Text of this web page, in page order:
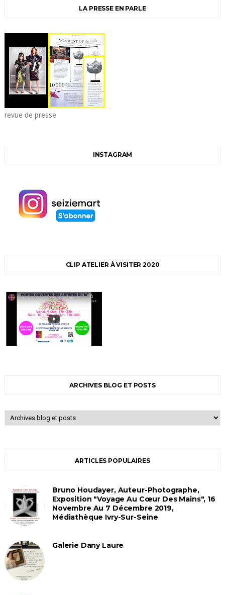
LA PRESSE EN PARLE
revue de presse
INSTAGRAM
CLIP ATELIER À VISITER 2020
ARCHIVES BLOG ET POSTS
ARTICLES POPULAIRES
Bruno Houdayer, Auteur-Photographe,
Exposition "Voyage Au Cœur Des Mains", 16
Novembre Au 7 Décembre 2019,
Médiathèque Ivry-Sur-Seine
Galerie Dany Laure